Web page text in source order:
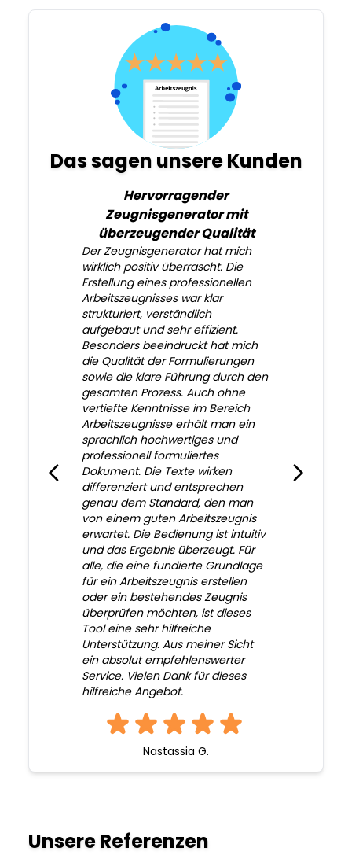
Das sagen unsere Kunden
Hervorragender
Zeugnisgenerator mit
überzeugender Qualität
Der Zeugnisgenerator hat mich
wirklich positiv überrascht. Die
Erstellung eines professionellen
Arbeitszeugnisses war klar
strukturiert, verständlich
aufgebaut und sehr effizient.
Besonders beeindruckt hat mich
die Qualität der Formulierungen
sowie die klare Führung durch den
gesamten Prozess. Auch ohne
vertiefte Kenntnisse im Bereich
Arbeitszeugnisse erhält man ein
sprachlich hochwertiges und
professionell formuliertes
Dokument. Die Texte wirken
differenziert und entsprechen
genau dem Standard, den man
von einem guten Arbeitszeugnis
erwartet. Die Bedienung ist intuitiv
und das Ergebnis überzeugt. Für
alle, die eine fundierte Grundlage
für ein Arbeitszeugnis erstellen
oder ein bestehendes Zeugnis
überprüfen möchten, ist dieses
Tool eine sehr hilfreiche
Unterstützung. Aus meiner Sicht
ein absolut empfehlenswerter
Service. Vielen Dank für dieses
hilfreiche Angebot.
Nastassia G.
Unsere Referenzen